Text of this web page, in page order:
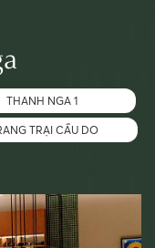
THANH NGA 1
TRẠI CẦU DO